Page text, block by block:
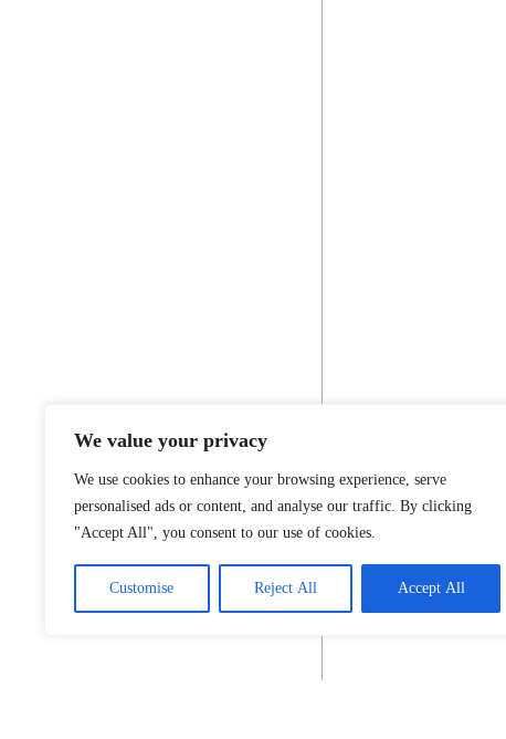
We value your privacy
We use cookies to enhance your browsing experience, serve
personalised ads or content, and analyse our traffic. By clicking
"Accept All", you consent to our use of cookies.
Customise Reject All Accept All